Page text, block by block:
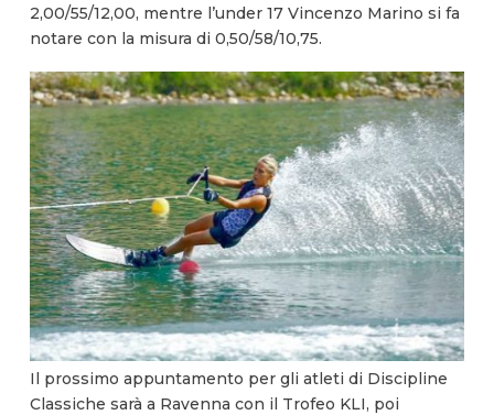
2,00/55/12,00, mentre l’under 17 Vincenzo Marino si fa
notare con la misura di 0,50/58/10,75.
Il prossimo appuntamento per gli atleti di Discipline
Classiche sarà a Ravenna con il Trofeo KLI, poi